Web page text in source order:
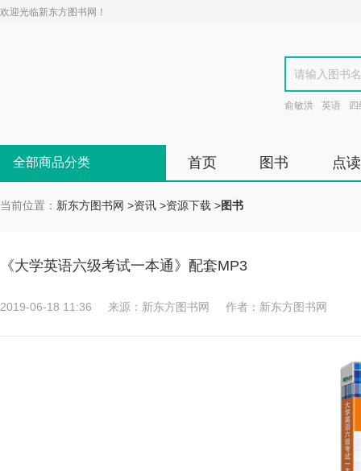
欢迎光临新东方图书网！
俞敏洪 英语
全部商品分类 首页 图书 点
当前位置： 新东方图书网 >资讯 >资源下载 >图书
《大学英语六级考试一本通》配套MP3
2019-06-18 11:36 来源：新东方图书网 作者：新东方图书网